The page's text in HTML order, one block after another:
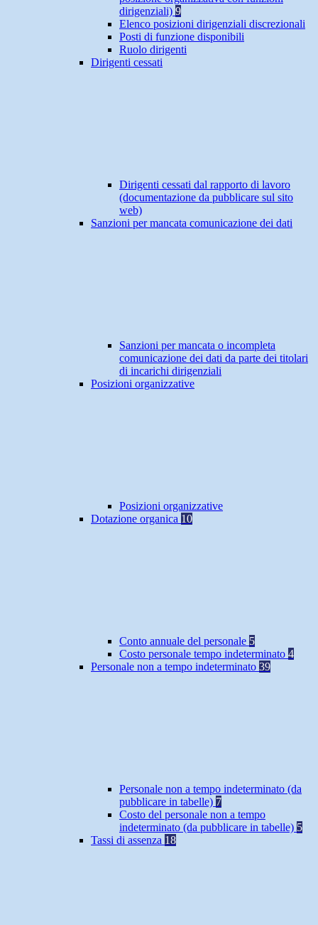
dirigenziali) 9
Elenco posizioni dirigenziali discrezionali
Posti di funzione disponibili
Ruolo dirigenti
Dirigenti cessati
Dirigenti cessati dal rapporto di lavoro
(documentazione da pubblicare sul sito
web)
Sanzioni per mancata comunicazione dei dati
Sanzioni per mancata o incompleta
comunicazione dei dati da parte dei titolari
di incarichi dirigenziali
Posizioni organizzative
Posizioni organizzative
Dotazione organica 10
Conto annuale del personale 5
Costo personale tempo indeterminato 4
Personale non a tempo indeterminato 39
Personale non a tempo indeterminato (da
pubblicare in tabelle) 7
Costo del personale non a tempo
indeterminato (da pubblicare in tabelle) 5
Tassi di assenza 18